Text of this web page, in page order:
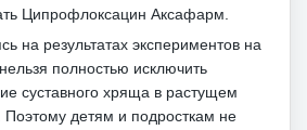
Ципрофлоксацин Аксафарм.
на результатах экспериментов на
полностью исключить
суставного хряща в растущем
Поэтому детям и подросткам не